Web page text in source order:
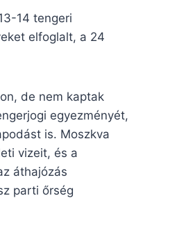
14 tengeri
elfoglalt, a 24
de nem kaptak
egyezményét,
is. Moszkva
vizeit, és a
áthajózás
parti őrség